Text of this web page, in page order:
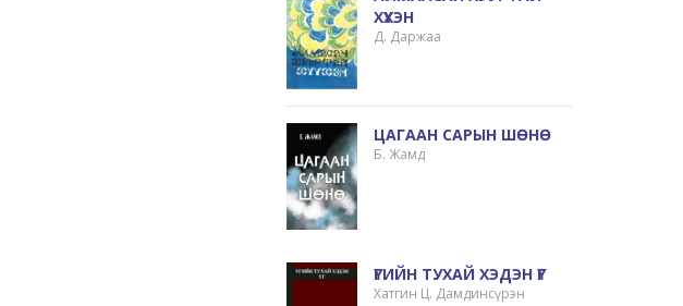
ХҮҮХЭН
Д. Даржаа
ЦАГААН САРЫН ШӨНӨ
Б. Жамд
ҮГИЙН ТУХАЙ ХЭДЭН ҮГ
Хатгин Ц. Дамдинсүрэн